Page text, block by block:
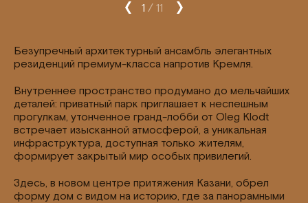
1 / 11
Безупречный архитектурный ансамбль элегантных
резиденций премиум-класса напротив Кремля.
Внутреннее пространство продумано до мельчайших
деталей: приватный парк приглашает к неспешным
прогулкам, утонченное гранд-лобби от Oleg Klodt
встречает изысканной атмосферой, а уникальная
инфраструктура, доступная только жителям,
формирует закрытый мир особых привилегий.
Здесь, в новом центре притяжения Казани, обрел
форму дом с видом на историю, где за панорамными